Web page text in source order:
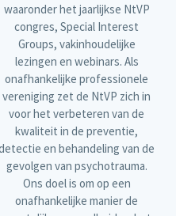
waaronder het jaarlijkse NtVP
congres, Special Interest
Groups, vakinhoudelijke
lezingen en webinars. Als
onafhankelijke professionele
vereniging zet de NtVP zich in
voor het verbeteren van de
kwaliteit in de preventie,
en behandeling van de
gevolgen van psychotrauma.
Ons doel is om op een
onafhankelijke manier de